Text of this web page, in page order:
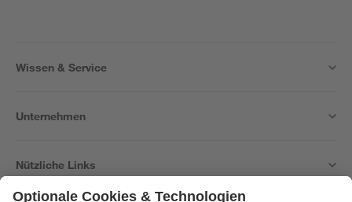
Wissen & Service
Unternehmen
Nützliche Links